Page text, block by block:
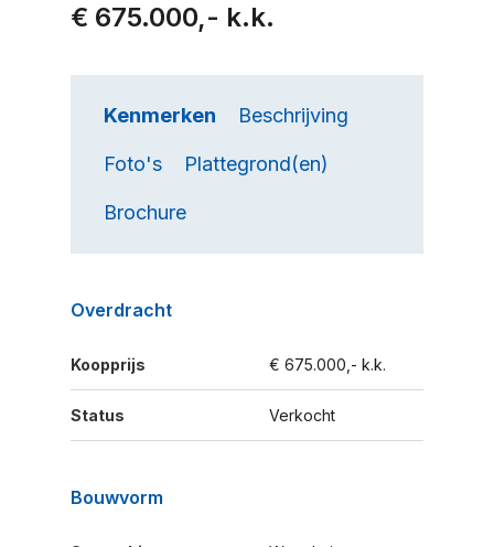
€ 675.000,- k.k.
Kenmerken Beschrijving
Foto's Plattegrond(en)
Brochure
Overdracht
Koopprijs € 675.000,- k.k.
Status Verkocht
Bouwvorm